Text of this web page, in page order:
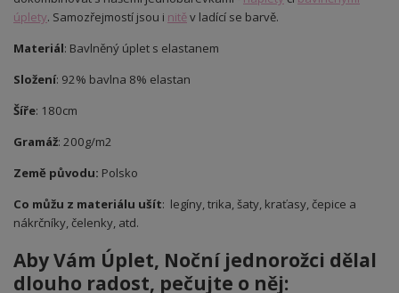
úplety. Samozřejmostí jsou i nitěv ladící se barvě.
Materiál: Bavlněný úplet s elastanem
Složení: 92% bavlna 8% elastan
Šíře: 180cm
Gramáž: 200g/m2
Země původu: Polsko
Co můžu z materiálu ušít: legíny, trika, šaty, kraťasy, čepice a
nákrčníky, čelenky, atd.
Aby Vám Úplet, Noční jednorožci dělal
dlouho radost, pečujte o něj: